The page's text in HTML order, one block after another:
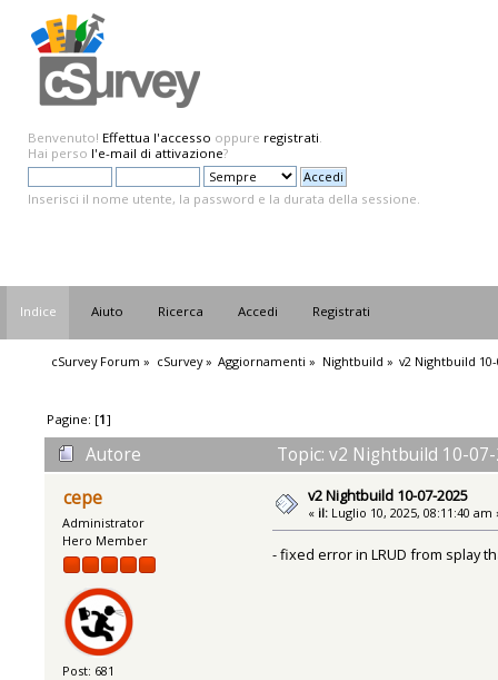
Benvenuto! Effettua l'accesso oppure registrati.
Hai perso l'e-mail di attivazione?
Inserisci il nome utente, la password e la durata della sessione.
Indice Aiuto Ricerca Accedi Registrati
cSurvey Forum » cSurvey» Aggiornamenti » Nightbuild » v2 Nightbuild
Pagine: [1]
Autore
Topic: v2 Nightbuild 10-
cepe
Administrator
Hero Member
Post: 681
v2 Nightbuild 10-07-2025
« il: Luglio 10, 2025, 08:11:40 am
- fixed error in LRUD from splay